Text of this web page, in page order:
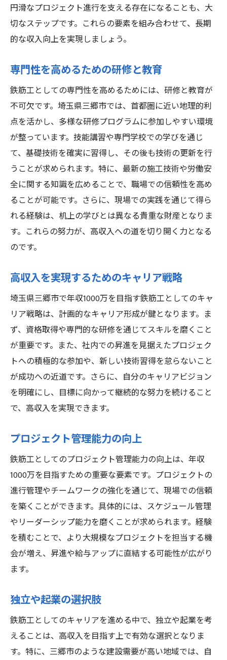
円滑なプロジェクト進行を支える存在になることも、大
切なステップです。これらの要素を組み合わせて、長期
的な収入向上を実現しましょう。
専門性を高めるための研修と教育
鉄筋工としての専門性を高めるためには、研修と教育が
不可欠です。埼玉県三郷市では、首都圏に近い地理的利
点を活かし、多様な研修プログラムに参加しやすい環境
が整っています。技能講習や専門学校での学びを通じ
て、基礎技術を確実に習得し、その後も技術の更新を行
うことが求められます。特に、最新の施工技術や労働安
全に関する知識を広めることで、職場での信頼性を高め
ることが可能です。さらに、現場での実践を通じて得ら
れる経験は、机上の学びとは異なる貴重な財産となりま
す。これらの努力が、高収入への道を切り開く力となる
のです。
高収入を実現するためのキャリア戦略
埼玉県三郷市で年収1000万を目指す鉄筋工としてのキャ
リア戦略は、計画的なキャリア形成が鍵となります。ま
ず、資格取得や専門的な研修を通じてスキルを磨くこと
が重要です。また、社内での昇進を見据えたプロジェク
トへの積極的な参加や、新しい技術習得を怠らないこと
が成功への近道です。さらに、自分のキャリアビジョン
を明確にし、目標に向かって継続的な努力を続けること
で、高収入を実現できます。
プロジェクト管理能力の向上
鉄筋工としてのプロジェクト管理能力の向上は、年収
1000万を目指すための重要な要素です。プロジェクトの
進行管理やチームワークの強化を通じて、現場での信頼
を築くことができます。具体的には、スケジュール管理
やリーダーシップ能力を磨くことが求められます。経験
を積むことで、より大規模なプロジェクトを担当する機
会が増え、昇進や給与アップに直結する可能性が広がり
ます。
独立や起業の選択肢
鉄筋工としてのキャリアを進める中で、独立や起業を考
えることは、高収入を目指す上で有効な選択となりま
す。特に、三郷市のような建設需要が高い地域では、自